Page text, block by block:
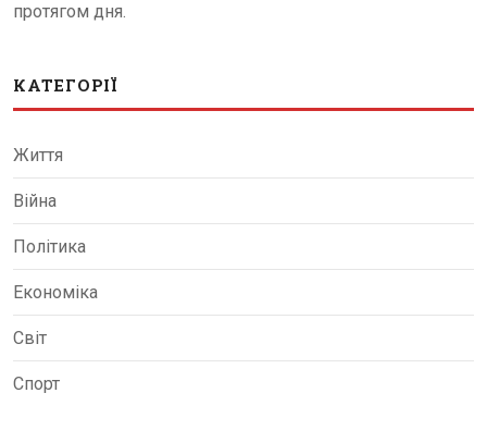
протягом дня.
КАТЕГОРІЇ
Життя
Війна
Політика
Економіка
Світ
Спорт